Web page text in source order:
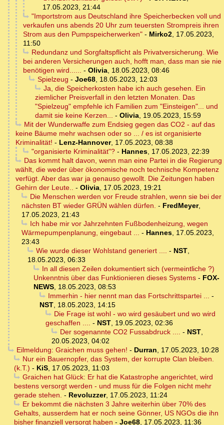
17.05.2023, 21:44
"Importstrom aus Deutschland ihre Speicherbecken voll und
verkaufen uns abends 20 Uhr zum teuersten Strompreis ihren
Strom aus den Pumpspeicherwerken" - Mirko2, 17.05.2023,
11:50
Redundanz und Sorgfaltspflicht als Privatversicherung. Wie
bei anderen Versicherungen auch, hofft man, dass man sie nie
benötigen wird...... - Olivia, 18.05.2023, 08:46
Spielzeug - Joe68, 18.05.2023, 12:03
Ja, die Speicherkosten habe ich auch gesehen. Ein
ziemlicher Preisverfall in den letzten Monaten. Das
"Spielzeug" empfehle ich Familien zum "Einsteigen"... und
damit sie keine Kerzen... - Olivia, 19.05.2023, 15:59
Mit der Wunderwaffe zum Endsieg gegen das CO2 - auf das
keine Bäume mehr wachsen oder so ... / es ist organisierte
Kriminalität! - Lenz-Hannover, 17.05.2023, 08:38
"organisierte Kriminalität"?- Hannes, 17.05.2023, 22:39
Das kommt halt davon, wenn man eine Partei in die Regierung
wählt, die weder über ökonomische noch technische Kompetenz
verfügt. Aber das war ja genauso gewollt. Die Zeitungen haben
Gehirn der Leute.. - Olivia, 17.05.2023, 19:21
Die Menschen werden vor Freude strahlen, wenn sie bei der
nächsten BT wieder GRÜN wählen dürfen. - FredMeyer,
17.05.2023, 21:43
Ich habe mir vor Jahrzehnten Fußbodenheizung, wegen
Wärmepumpenplanung, eingebaut ... - Hannes, 17.05.2023,
23:43
Wie wurde dieser Wohlstand generiert .... - NST,
18.05.2023, 06:33
In all diesen Zeilen dokumentiert sich (vermeintliche ?)
Unkenntnis über das Funktionieren dieses Systems - FOX-
NEWS, 18.05.2023, 08:53
Immerhin - hier nennt man das Fortschrittspartei ... -
NST, 18.05.2023, 14:15
Die Frage ist wohl - wo wird gesäubert und wo wird
geschaffen .... - NST, 19.05.2023, 02:36
Der sogenannte CO2 Fussabdruck .... - NST,
20.05.2023, 04:02
Eilmeldung: Graichen muss gehen! - Durran, 17.05.2023, 10:28
Nur ein Bauernopfer, das System, der korrupte Clan bleiben.
(k.T.) - KiS, 17.05.2023, 11:03
Graichen hat Glück: Er hat die Katastrophe angerichtet, wird
bestens versorgt werden - und muss für die Folgen nicht mehr
gerade stehen. - Revoluzzer, 17.05.2023, 11:24
Er bekommt die nächsten 3 Jahre weiterhin über 70% des
Gehalts, ausserdem hat er noch seine Gönner, US NGOs die ihn
bisher finanziell versorgt haben - Joe68, 17.05.2023, 11:36